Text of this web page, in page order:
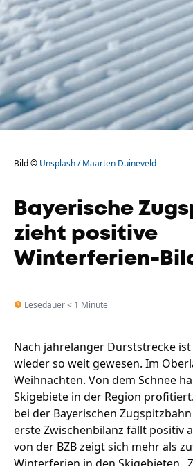
Bild © Unsplash / Maarten Duineveld
Bayerische
zieht positive
Winterferien-
Lesedauer < 1 Minute
Nach jahrelanger Durststrecke
wieder so weit gewesen. Im
Weihnachten. Von dem Schnee
Skigebiete in der Region
bei der Bayerischen
erste Zwischenbilanz fällt positiv
von der BZB zeigt sich mehr als